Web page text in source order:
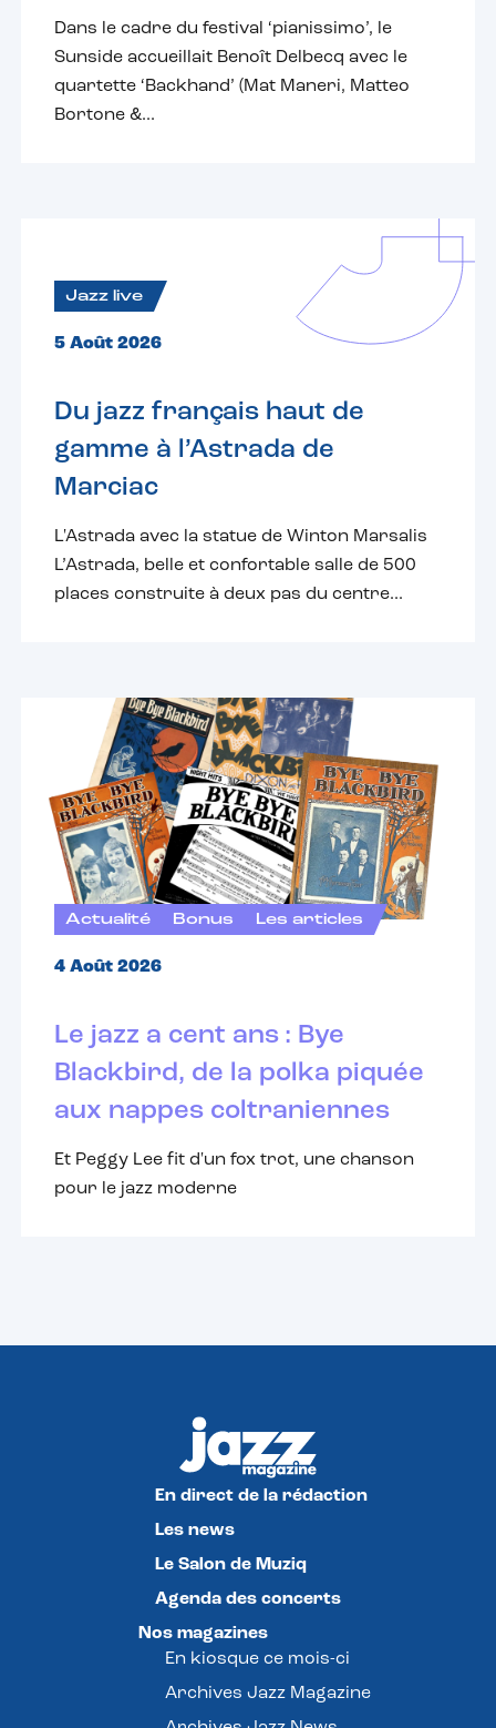
Dans le cadre du festival ‘pianissimo’, le
Sunside accueillait Benoît Delbecq avec le
quartette ‘Backhand’ (Mat Maneri, Matteo
Bortone &...
Jazz live
5 Août 2026
Du jazz français haut de
gamme à l’Astrada de
Marciac
L'Astrada avec la statue de Winton Marsalis
L’Astrada, belle et confortable salle de 500
places construite à deux pas du centre...
Actualité Bonus Les articles
4 Août 2026
Le jazz a cent ans : Bye
Blackbird, de la polka piquée
aux nappes coltraniennes
Et Peggy Lee fit d'un fox trot, une chanson
pour le jazz moderne
En direct de la rédaction
Les news
Le Salon de Muziq
Agenda des concerts
Nos magazines
En kiosque ce mois-ci
Archives Jazz Magazine